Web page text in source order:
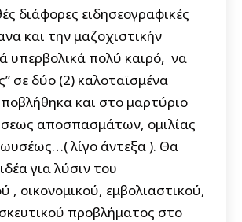
διάφορες ειδησεογραφικές
και την μαζοχιστικήν
υπερβολικά πολύ καιρό, να
σε δύο (2) καλοταϊσμένα
και στο μαρτύριο
αποσπασμάτων, ομιλίας
λίγο άντεξα ). Θα
για λύσιν του
, οικονομικού, εμβολιαστικού,
προβλήματος στο